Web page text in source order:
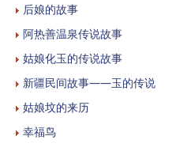
后娘的故事
阿热善温泉传说故事
姑娘化玉的传说故事
新疆民间故事——玉的传说
姑娘坟的来历
幸福鸟